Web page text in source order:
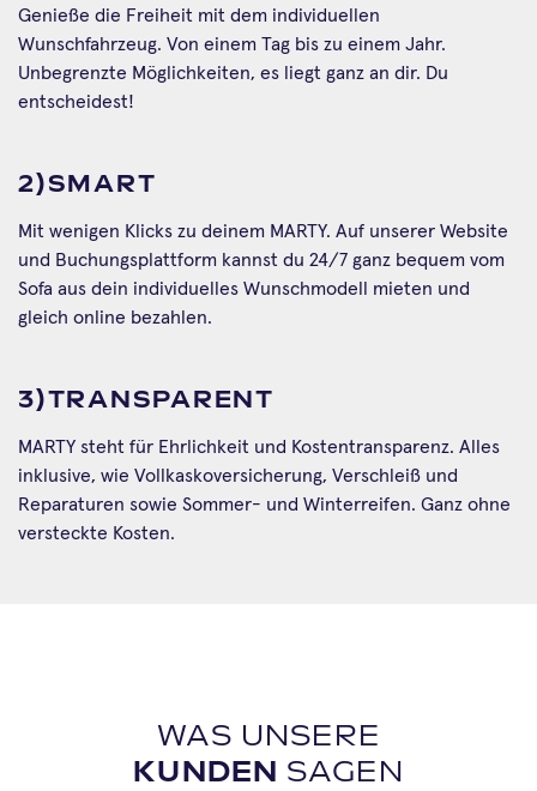
Genieße die Freiheit mit dem individuellen
Wunschfahrzeug. Von einem Tag bis zu einem Jahr.
Unbegrenzte Möglichkeiten, es liegt ganz an dir. Du
entscheidest!
2)SMART
Mit wenigen Klicks zu deinem MARTY. Auf unserer Website
und Buchungsplattform kannst du 24/7 ganz bequem vom
Sofa aus dein individuelles Wunschmodell mieten und
gleich online bezahlen.
3)TRANSPARENT
MARTY steht für Ehrlichkeit und Kostentransparenz. Alles
inklusive, wie Vollkaskoversicherung, Verschleiß und
Reparaturen sowie Sommer- und Winterreifen. Ganz ohne
versteckte Kosten.
WAS UNSERE
KUNDEN SAGEN